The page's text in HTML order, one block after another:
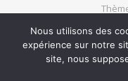
Nous utilisons des
expérience sur notre
site, nous